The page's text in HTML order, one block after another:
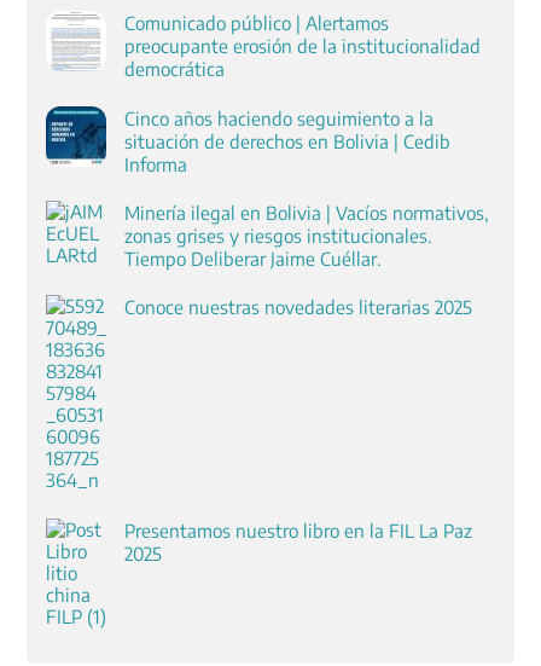
Comunicado público | Alertamos
preocupante erosión de la institucionalidad
democrática
Cinco años haciendo seguimiento a la
situación de derechos en Bolivia | Cedib
Informa
Minería ilegal en Bolivia | Vacíos normativos,
zonas grises y riesgos institucionales.
Tiempo Deliberar Jaime Cuéllar.
Conoce nuestras novedades literarias 2025
Presentamos nuestro libro en la FIL La Paz
2025